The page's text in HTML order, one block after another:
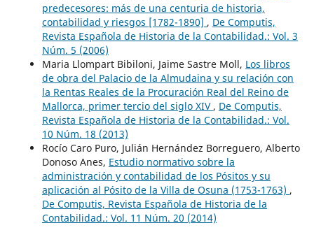
predecesores: más de una centuria de historia,
contabilidad y riesgos [1782-1890] , De Computis,
Revista Española de Historia de la Contabilidad.: Vol. 3
Núm. 5 (2006)
Maria Llompart Bibiloni, Jaime Sastre Moll, Los libros
de obra del Palacio de la Almudaina y su relación con
la Rentas Reales de la Procuración Real del Reino de
Mallorca, primer tercio del siglo XIV , De Computis,
Revista Española de Historia de la Contabilidad.: Vol.
10 Núm. 18 (2013)
Rocío Caro Puro, Julián Hernández Borreguero, Alberto
Donoso Anes, Estudio normativo sobre la
administración y contabilidad de los Pósitos y su
aplicación al Pósito de la Villa de Osuna (1753-1763) ,
De Computis, Revista Española de Historia de la
Contabilidad.: Vol. 11 Núm. 20 (2014)